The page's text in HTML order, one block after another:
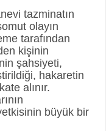
tazminatın
olayın
tarafından
kişinin
şahsiyeti,
hakaretin
alınır.
büyük bir